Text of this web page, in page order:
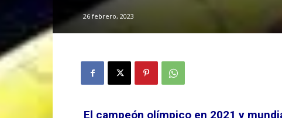
26 febrero, 2023
El campeón olímpico en 2021 y